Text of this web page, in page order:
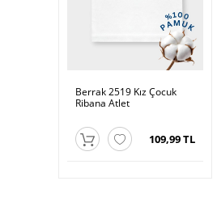
Berrak 2519 Kız Çocuk
Ribana Atlet
109,99 TL